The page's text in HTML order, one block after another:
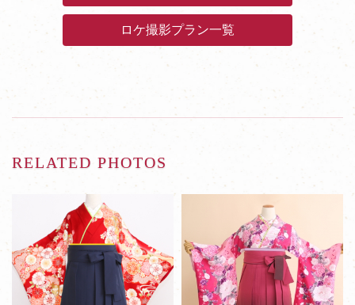
ロケ撮影プラン一覧
RELATED PHOTOS